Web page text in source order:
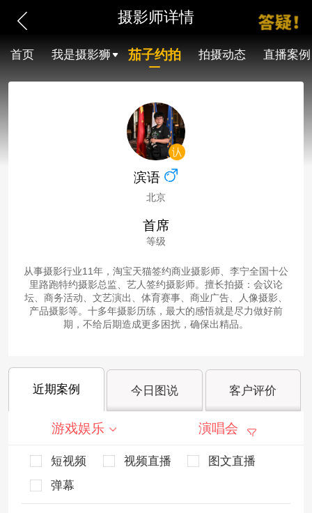
摄影师详情
首页 我是摄影狮 茄子约拍 拍摄动态 直播案例
滨语
北京
首席
等级
从事摄影行业11年，淘宝天猫签约商业摄影师、李宁全国十公
里路跑特约摄影总监、艺人签约摄影师。擅长拍摄：会议论
坛、商务活动、文艺演出、体育赛事、商业广告、人像摄影、
产品摄影等。十多年摄影历练，最大的感悟就是尽力做好前
期，不给后期造成更多困扰，确保出精品。
近期案例 今日图说 客户评价
游戏娱乐 演唱会
短视频 视频直播
图文直播
弹幕